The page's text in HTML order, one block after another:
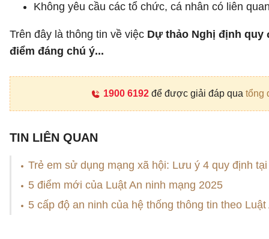
Không yêu cầu các tổ chức, cá nhân có liên
Trên đây là thông tin về việc Dự thảo Nghị định quy
điểm đáng chú ý...
1900 6192để được giải đáp qua tổng
TIN LIÊN QUAN
Trẻ em sử dụng mạng xã hội: Lưu ý 4 quy định
5 điểm mới của Luật An ninh mạng 2025
5 cấp độ an ninh của hệ thống thông tin theo